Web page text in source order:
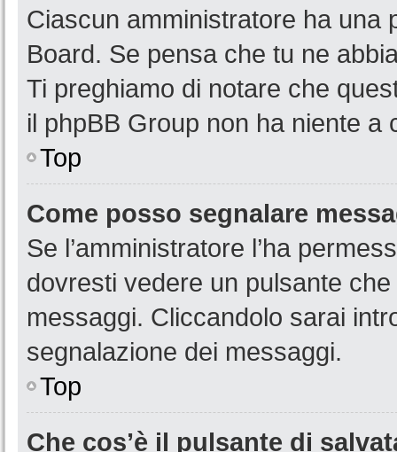
Ciascun amministratore ha una
Board. Se pensa che tu ne
Ti preghiamo di notare che
il phpBB Group non ha niente a
Top
Come posso segnalare
Se l’amministratore l’ha
dovresti vedere un pulsante
messaggi. Cliccandolo sarai
segnalazione dei messaggi.
Top
Che cos’è il pulsante di